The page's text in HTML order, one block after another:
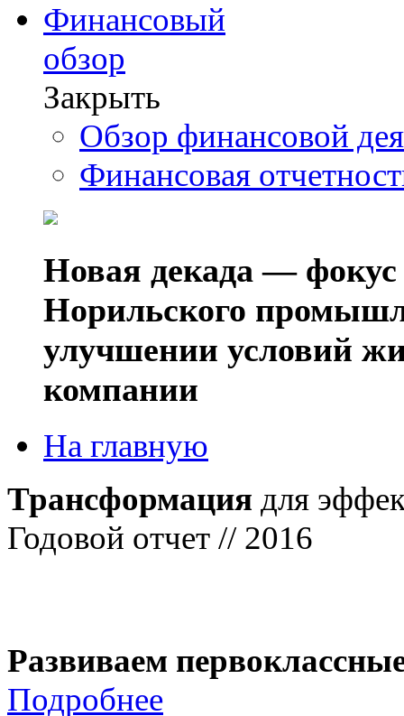
Финансовый
обзор
Закрыть
Обзор финансовой
Финансовая
Новая декада — фокус
Норильского
улучшении условий
компании
На главную
Трансформация для
Годовой отчет // 2016
Развиваем
Подробнее